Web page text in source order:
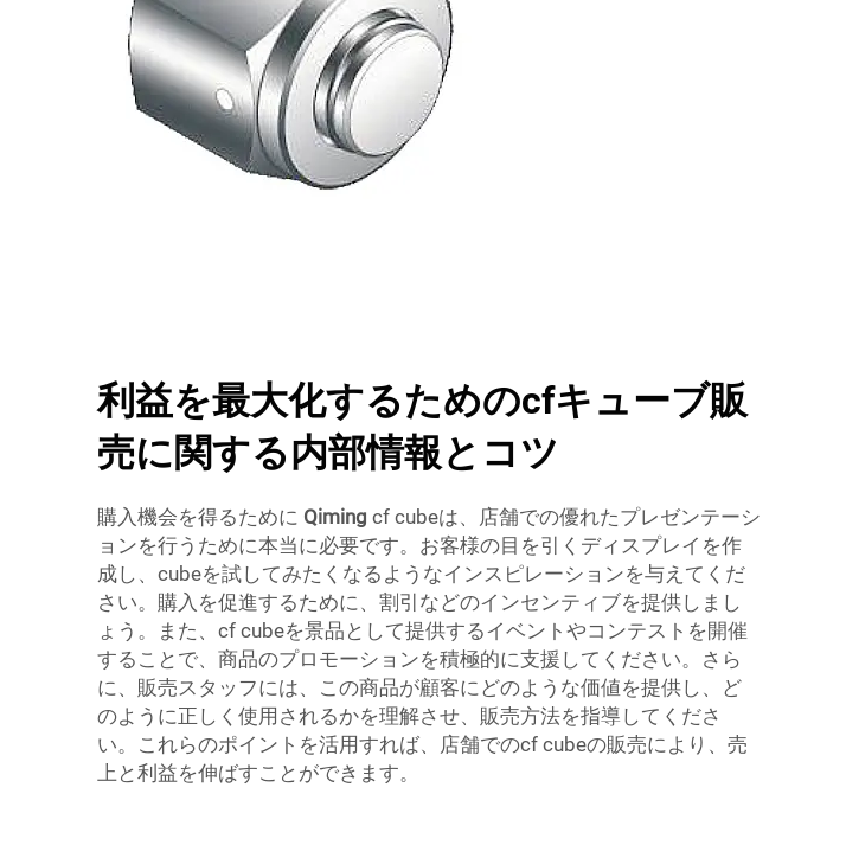
利益を最大化するためのcfキューブ販
売に関する内部情報とコツ
購入機会を得るために Qiming cf cubeは、店舗での優れたプレゼンテーシ
ョンを行うために本当に必要です。お客様の目を引くディスプレイを作
成し、cubeを試してみたくなるようなインスピレーションを与えてくだ
さい。購入を促進するために、割引などのインセンティブを提供しまし
ょう。また、cf cubeを景品として提供するイベントやコンテストを開催
することで、商品のプロモーションを積極的に支援してください。さら
に、販売スタッフには、この商品が顧客にどのような価値を提供し、ど
のように正しく使用されるかを理解させ、販売方法を指導してくださ
い。これらのポイントを活用すれば、店舗でのcf cubeの販売により、売
上と利益を伸ばすことができます。